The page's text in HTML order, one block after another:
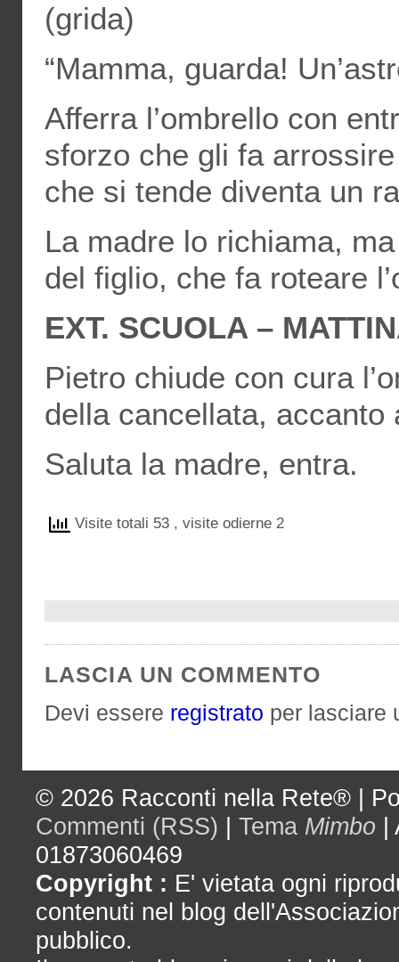
(grida)
“Mamma, guarda!
Afferra l’ombrello con
sforzo che gli fa
che si tende diventa un
La madre lo richiama,
del figlio, che fa roteare
EXT. SCUOLA –
Pietro chiude con cura
della cancellata, accanto
Saluta la madre, entra.
Visite totali 53 , visite odierne 2
LASCIA UN COMMENTO
Devi essere registrato per lasciare
© 2026 Racconti nella Rete® |
Commenti (RSS) | Tema Mimbo |
01873060469
Copyright : E' vietata ogni
contenuti nel blog
pubblico.